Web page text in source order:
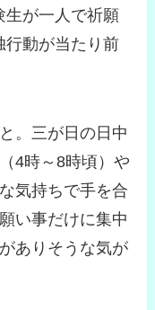
生が一人で祈願
行動が当たり前
。三が日の日中
4時～8時頃）や
気持ちで手を合
い事だけに集中
ありそうな気が